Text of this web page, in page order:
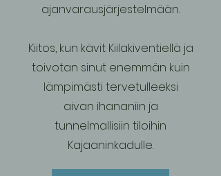
ajanvarausjärjestelmään.
Kiitos, kun kävit Kiilakiventiellä ja
toivotan sinut enemmän kuin
lämpimästi tervetulleeksi
aivan ihananiin ja
tunnelmallisiin tiloihin
Kajaaninkadulle.